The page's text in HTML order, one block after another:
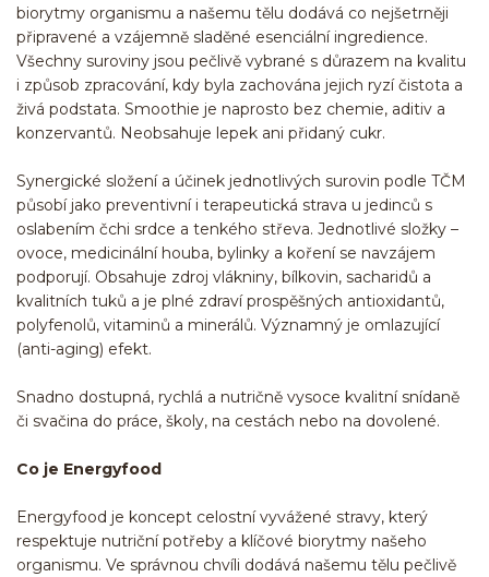
biorytmy organismu a našemu tělu dodává co nejšetrněji
připravené a vzájemně sladěné esenciální ingredience.
Všechny suroviny jsou pečlivě vybrané s důrazem na kvalitu
i způsob zpracování, kdy byla zachována jejich ryzí čistota a
živá podstata. Smoothie je naprosto bez chemie, aditiv a
konzervantů. Neobsahuje lepek ani přidaný cukr.
Synergické složení a účinek jednotlivých surovin podle TČM
působí jako preventivní i terapeutická strava u jedinců s
oslabením čchi srdce a tenkého střeva. Jednotlivé složky –
ovoce, medicinální houba, bylinky a koření se navzájem
podporují. Obsahuje zdroj vlákniny, bílkovin, sacharidů a
kvalitních tuků a je plné zdraví prospěšných antioxidantů,
polyfenolů, vitaminů a minerálů. Významný je omlazující
(anti-aging) efekt.
Snadno dostupná, rychlá a nutričně vysoce kvalitní snídaně
či svačina do práce, školy, na cestách nebo na dovolené.
Co je Energyfood
Energyfood je koncept celostní vyvážené stravy, který
respektuje nutriční potřeby a klíčové biorytmy našeho
organismu. Ve správnou chvíli dodává našemu tělu pečlivě